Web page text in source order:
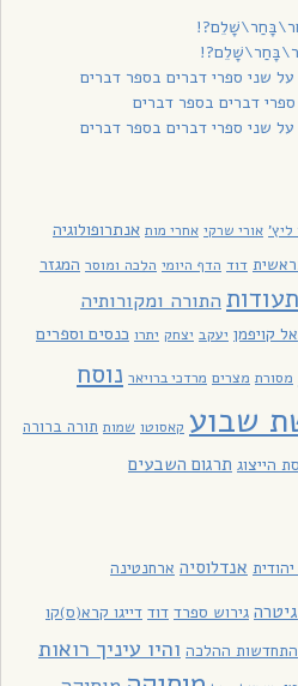
שני ספרי דברים בספר דברים
דברים בספר דברים
שני ספרי דברים בספר דברים
ליץ' אורי שרקי אחרי מות אנתרופולוגיה
דוד הדף היומי הלכה ומוסר המגזר
התורה ומקורותיה
קויפמן יעקב יצחק יתרו כנסים וספרים
מסורת מצרים מרדכי ברויאר נוסח
שבוע קאסוטו שמות תורה ברורה
הייצוג תרגום השבעים
אנדלוסיה ארחנטינה
גיטרה גירוש ספרד דוד דייגו קרא(ס)קו
התחדשות ההלכה והיו עיניך רואות